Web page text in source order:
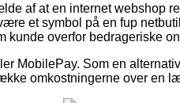
af at en internet webshop
et symbol på en fup
kunde overfor bedrageriske
MobilePay. Som en
omkostningerne over en